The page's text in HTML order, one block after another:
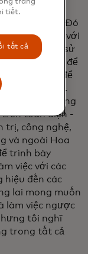
phải không? Đó
sót. Nhưng với
đào tạo, tôi sử
ý của mình để
và thứ ba để
có thể xảy ra.
các môi trường
trên toàn diện -
trị, công nghệ,
và ngoài Hoa
trình bày
việc với các
hiệu đến các
lai mong muốn
làm việc ngược
tôi nghĩ
trong tất cả
trang
tiết.
tất cả